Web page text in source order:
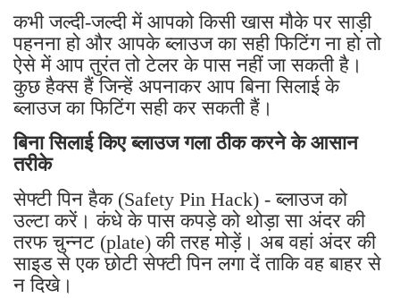
कभी जल्दी-जल्दी में आपको किसी खास मौके पर साड़ी
पहनना हो और आपके ब्लाउज का सही फिटिंग ना हो तो
ऐसे में आप तुरंत तो टेलर के पास नहीं जा सकती है।
कुछ हैक्स हैं जिन्हें अपनाकर आप बिना सिलाई के
ब्लाउज का फिटिंग सही कर सकती हैं।
बिना सिलाई किए ब्लाउज गला ठीक करने के आसान
तरीके
सेफ्टी पिन हैक (Safety Pin Hack) - ब्लाउज को
उल्टा करें। कंधे के पास कपड़े को थोड़ा सा अंदर की
तरफ चुन्नट (plate) की तरह मोड़ें। अब वहां अंदर की
साइड से एक छोटी सेफ्टी पिन लगा दें ताकि वह बाहर से
न दिखे।